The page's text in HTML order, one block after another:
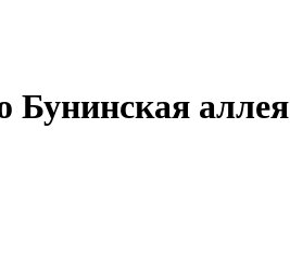
Бунинская аллея